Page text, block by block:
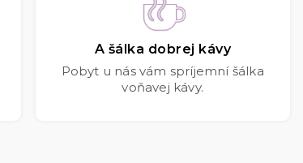
A šálka dobrej kávy
Pobyt u nás vám spríjemní šálka
voňavej kávy.